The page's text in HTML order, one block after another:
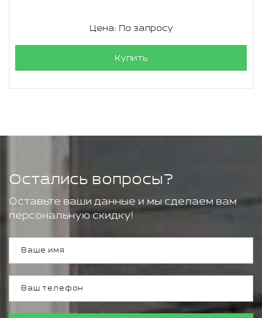
Цена: По запросу
Купить
Остались вопросы?
Оставьте ваши данные и мы сделаем вам
персональную скидку!